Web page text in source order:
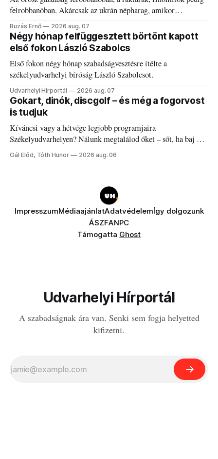
felrobbanóban. Akárcsak az ukrán népharag, amikor
elégedetlen vezetőivel.
Buzás Ernő 2026 aug. 07
Négy hónap felfüggesztett börtönt kapott
első fokon László Szabolcs
Első fokon négy hónap szabadságvesztésre ítélte a
székelyudvarhelyi bíróság László Szabolcsot.
Udvarhelyi Hírportál 2026 aug. 07
Gokart, dinók, discgolf – és még a fogorvost
is tudjuk
Kíváncsi vagy a hétvége legjobb programjaira
Székelyudvarhelyen? Nálunk megtalálod őket – sőt, ha baj van
a fogaddal, a fogorvosi ügyeletet is!
Gál Előd, Tóth Hunor 2026 aug. 06
ImpresszumMédiaajánlatAdatvédelemÍgy dolgozunk
ÁSZFANPC
Támogatta Ghost
Udvarhelyi Hírportál
A szabadságnak ára van. Senki sem fogja helyetted
kifizetni.